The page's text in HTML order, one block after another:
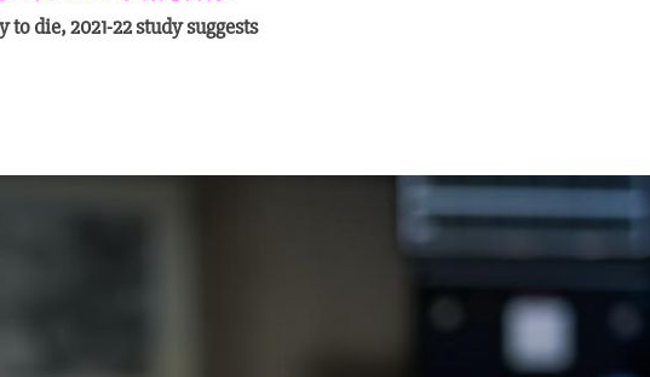
die, 2021-22 study suggests